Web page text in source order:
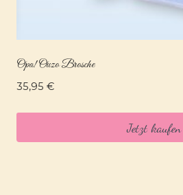
Opa! Ouzo Brosche
35,95 €
Jetzt kaufen